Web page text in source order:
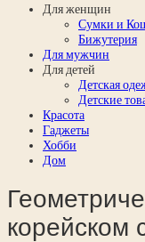
Для женщин
Сумки и
Бижутерия
Для мужчин
Для детей
Детская
Детские
Красота
Гаджеты
Хобби
Дом
корейском